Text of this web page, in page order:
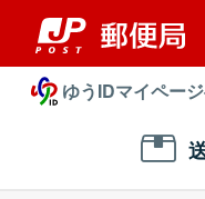
ゆうIDマイペー